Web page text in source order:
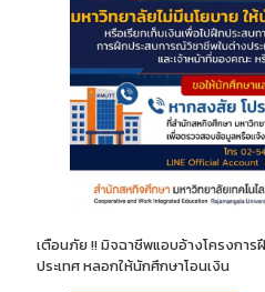
เตือนภัย !! มิจฉาชีพแอบอ้างโครงกา
ประเทศ หลอกให้นักศึกษาโอนเงิน